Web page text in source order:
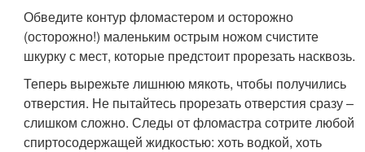
Обведите контур фломастером и осторожно
(осторожно!) маленьким острым ножом счистите
шкурку с мест, которые предстоит прорезать насквозь.
Теперь вырежьте лишнюю мякоть, чтобы получились
отверстия. Не пытайтесь прорезать отверстия сразу –
слишком сложно. Следы от фломастра сотрите любой
спиртосодержащей жидкостью: хоть водкой, хоть